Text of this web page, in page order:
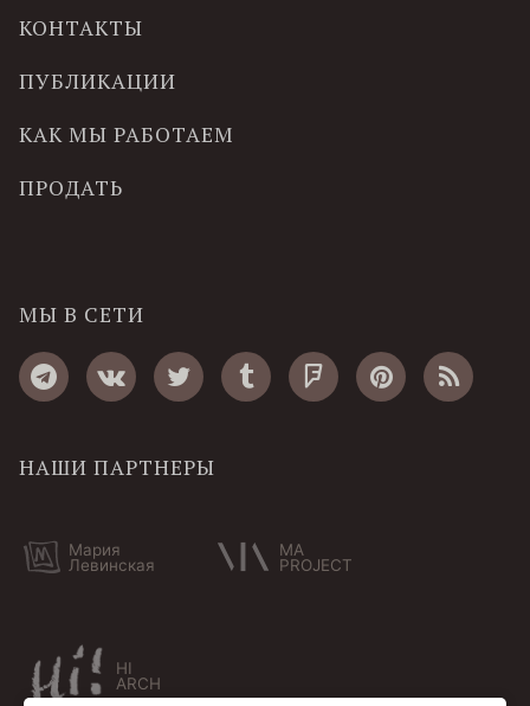
КОНТАКТЫ
ПУБЛИКАЦИИ
КАК МЫ РАБОТАЕМ
ПРОДАТЬ
МЫ В СЕТИ
НАШИ ПАРТНЕРЫ
Мария
Левинская
MA
PROJECT
HI
ARCH